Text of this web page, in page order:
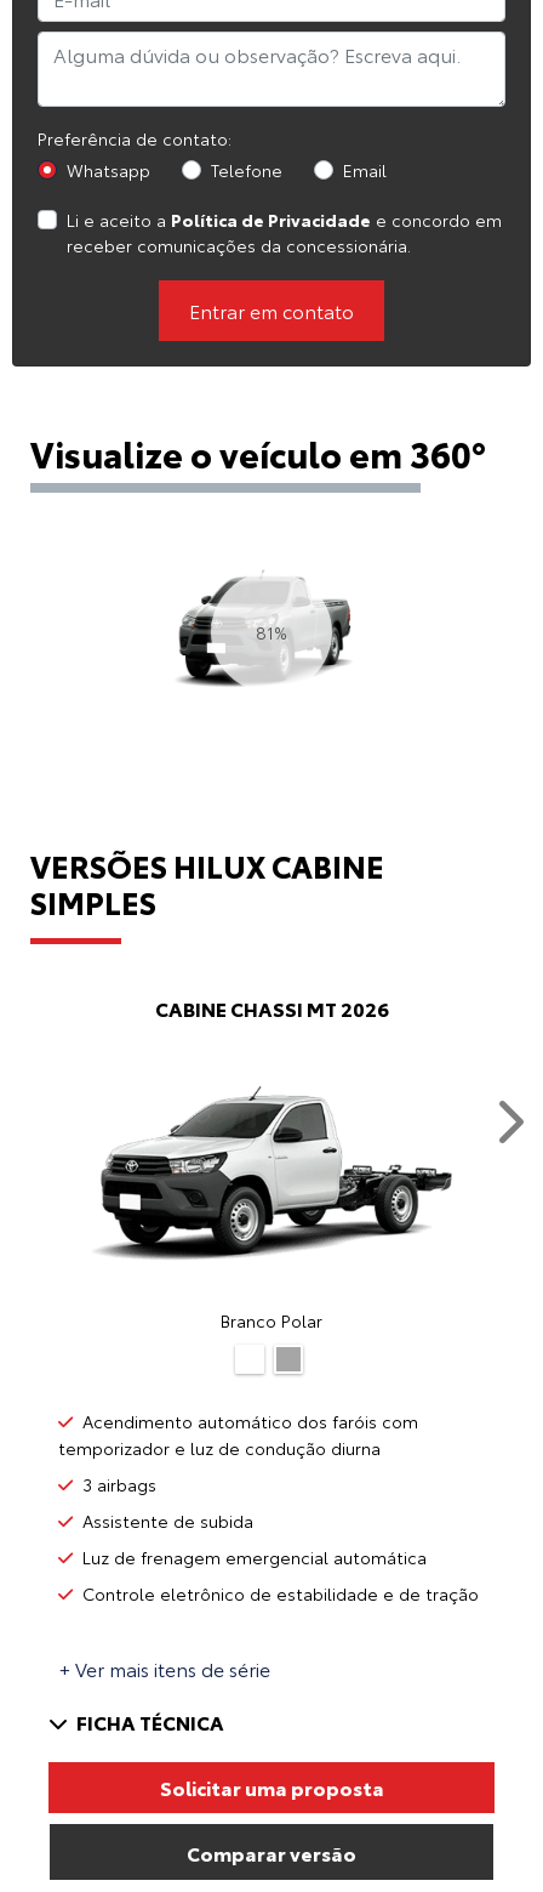
Preferência de contato:
Whatsapp
Telefone Email
Li e aceito a Política de Privacidade e concordo em
receber comunicações da concessionária.
Entrar em contato
Visualize o veículo em 360°
90%
VERSÕES HILUX CABINE
SIMPLES
CABINE CHASSI MT 2026
Branco Polar
Acendimento automático dos faróis com
temporizador e luz de condução diurna
3 airbags
Assistente de subida
Luz de frenagem emergencial automática
Controle eletrônico de estabilidade e de tração
+ Ver mais itens de série
FICHA TÉCNICA
Solicitar uma proposta
Comparar versão